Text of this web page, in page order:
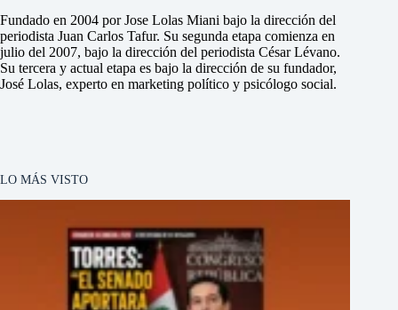
Fundado en 2004 por Jose Lolas Miani bajo la dirección del
periodista Juan Carlos Tafur. Su segunda etapa comienza en
julio del 2007, bajo la dirección del periodista César Lévano.
Su tercera y actual etapa es bajo la dirección de su fundador,
José Lolas, experto en marketing político y psicólogo social.
LO MÁS VISTO